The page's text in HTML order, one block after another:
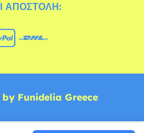
ΑΠΟΣΤΟΛΉ:
Funidelia Greece